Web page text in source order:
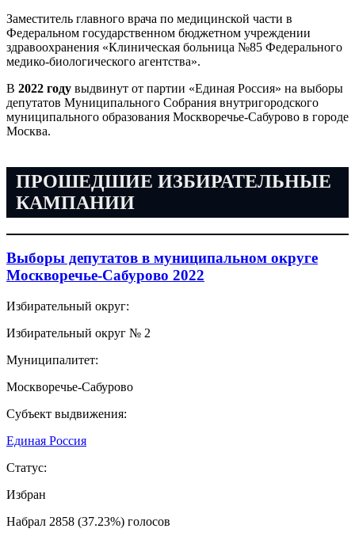
Заместитель главного врача по медицинской части в
Федеральном государственном бюджетном учреждении
здравоохранения «Клиническая больница №85 Федерального
медико-биологического агентства».
В 2022 году выдвинут от партии «Единая Россия» на выборы
депутатов Муниципального Собрания внутригородского
муниципального образования Москворечье-Сабурово в городе
Москва.
ПРОШЕДШИЕ ИЗБИРАТЕЛЬНЫЕ
КАМПАНИИ
Выборы депутатов в муниципальном округе
Москворечье-Сабурово 2022
Избирательный округ:
Избирательный округ № 2
Муниципалитет:
Москворечье-Сабурово
Субъект выдвижения:
Единая Россия
Статус:
Избран
Набрал 2858 (37.23%) голосов